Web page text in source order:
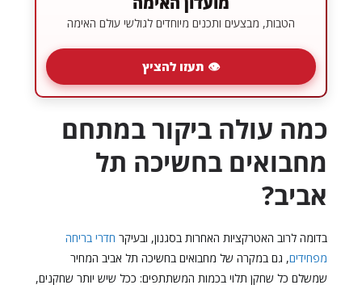
הטבות, מבצעים ותכנים מיוחדים לגולשי עולם האימה
👁 תעזו להציץ
כמה עולה ביקור במתחם
מחבואים בחשיכה תל
אביב?
בדומה לרוב האטרקציות האחרות בסגנון, ובעיקרחדרי בריחה
מפחידים, גם במקרה של מחבואים בחשיכה תל אביב המחיר
שמשלם כל שחקן תלוי בכמות המשתתפים: ככל שיש יותר שחקנים,